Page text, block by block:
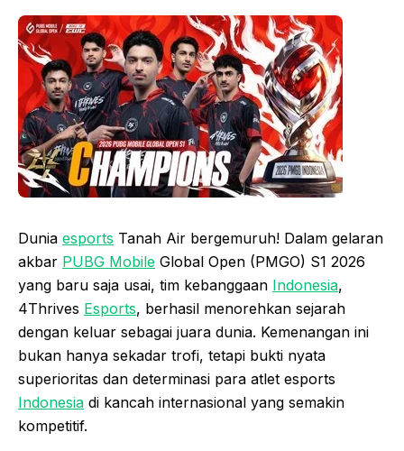
Dunia esports Tanah Air bergemuruh! Dalam gelaran
akbar PUBG Mobile Global Open (PMGO) S1 2026
yang baru saja usai, tim kebanggaan Indonesia,
4Thrives Esports, berhasil menorehkan sejarah
dengan keluar sebagai juara dunia. Kemenangan ini
bukan hanya sekadar trofi, tetapi bukti nyata
superioritas dan determinasi para atlet esports
Indonesia di kancah internasional yang semakin
kompetitif.